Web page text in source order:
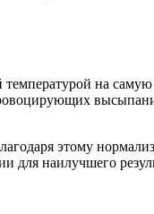
температурой на
этому
наилучшего